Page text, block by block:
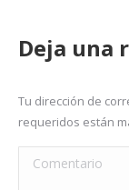
Deja una
Tu dirección de
requeridos están
Comentario